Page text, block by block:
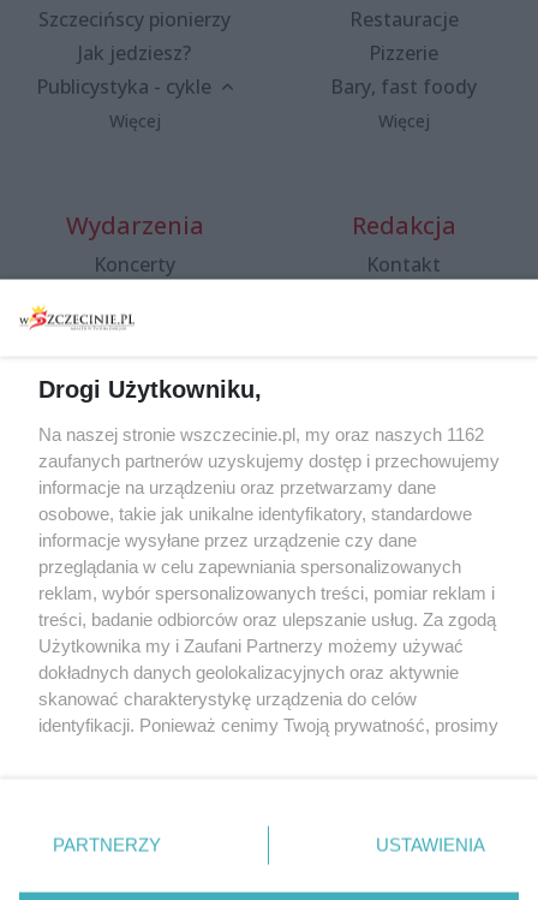
Szczecińscy pionierzy
Jak jedziesz?
Publicystyka - cykle
Więcej
Restauracje
Pizzerie
Bary, fast foody
Więcej
Wydarzenia
Koncerty
Spacery i oprowadzania
targi
Wernisaże
Więcej
Redakcja
Kontakt
Specjalny koncert z okazji
20. urodzin portalu
wSzczecinie.pl
Regulamin konkursów
śniadaniówka "Hej
Szczecin! Jest piątek!"
Partnerzy
Praca Szczecin
© 2026 wSzczecinie.pl
Drogi Użytkowniku,
Na naszej stronie wszczecinie.pl, my oraz naszych 1162
zaufanych partnerów uzyskujemy dostęp i przechowujemy
informacje na urządzeniu oraz przetwarzamy dane
osobowe, takie jak unikalne identyfikatory, standardowe
informacje wysyłane przez urządzenie czy dane
przeglądania w celu zapewniania spersonalizowanych
reklam, wybór spersonalizowanych treści, pomiar reklam i
treści, badanie odbiorców oraz ulepszanie usług. Za zgodą
Użytkownika my i Zaufani Partnerzy możemy używać
dokładnych danych geolokalizacyjnych oraz aktywnie
skanować charakterystykę urządzenia do celów
identyfikacji. Ponieważ cenimy Twoją prywatność, prosimy
prywatności znajdujący się w lewym dolnym rogu strony
. Niektóre rodzaje przetwarzania danych nie wymagają
PARTNERZY USTAWIENIA